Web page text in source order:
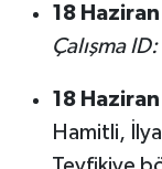
18
Çalışma
18
Hamitli,